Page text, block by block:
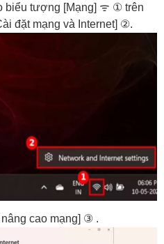
biểu tượng [Mạng] ᯤ ① trên
đặt mạng và Internet] ②.
cao mạng] ③ .